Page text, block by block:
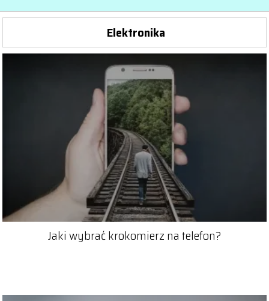
Elektronika
Jaki wybrać krokomierz na telefon?